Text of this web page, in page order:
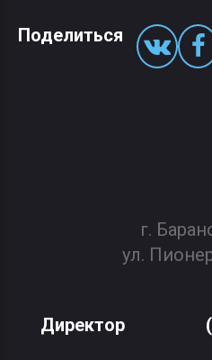
Поделиться
г.
ул.
Директор